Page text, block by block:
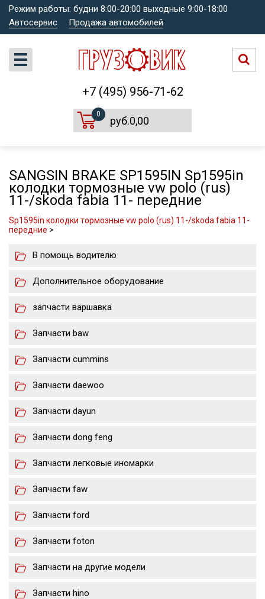
Режим работы: будни 8:00-20:00 выходные 9:00-18:00
Автосервис
Продажа автомобилей
+7 (495) 956-71-62
0
руб.0,00
SANGSIN BRAKE SP1595IN Sp1595in
колодки тормозные vw polo (rus)
11-/skoda fabia 11- передние
Sp1595in колодки тормозные vw polo (rus) 11-/skoda fabia 11-
передние >
В помощь водителю
Дополнительное оборудование
запчасти варшавка
Запчасти baw
Запчасти cummins
Запчасти daewoo
Запчасти dayun
Запчасти dong feng
Запчасти легковые иномарки
Запчасти faw
Запчасти ford
Запчасти foton
Запчасти на другие модели
Запчасти hino